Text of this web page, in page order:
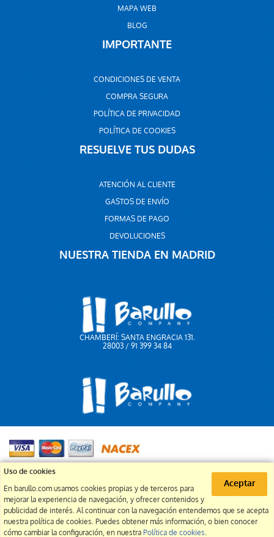
MAPA WEB
BLOG
IMPORTANTE
CONDICIONES DE VENTA
COMPRA SEGURA
POLÍTICA DE PRIVACIDAD
POLÍTICA DE COOKIES
RESUELVE TUS DUDAS
ATENCIÓN AL CLIENTE
GASTOS DE ENVÍO
FORMAS DE PAGO
DEVOLUCIONES
NUESTRA TIENDA EN MADRID
CHAMBERÍ: SANTA ENGRACIA 131.
28003 / 91 399 34 84
91 399 34 84
info@barullo.com
Aceptar
Uso de cookies
En barullo.com usamos cookies propias y de terceros para
mejorar la experiencia de navegación, y ofrecer contenidos y
publicidad de interés. Al continuar con la navegación entendemos que se acepta
nuestra política de cookies. Puedes obtener más información, o bien conocer
cómo cambiar la configuración, en nuestraPolítica de cookies.